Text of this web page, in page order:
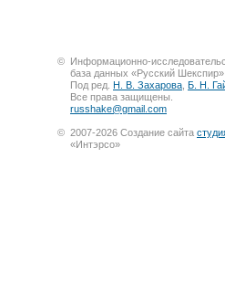
© Информационно-
база данных «Русский
Под ред. Н. В. Захарова Б. Н.
Все права защищены.
russhake@gmail.com
© 2007-2026 Создание сайта
«Интэрсо»